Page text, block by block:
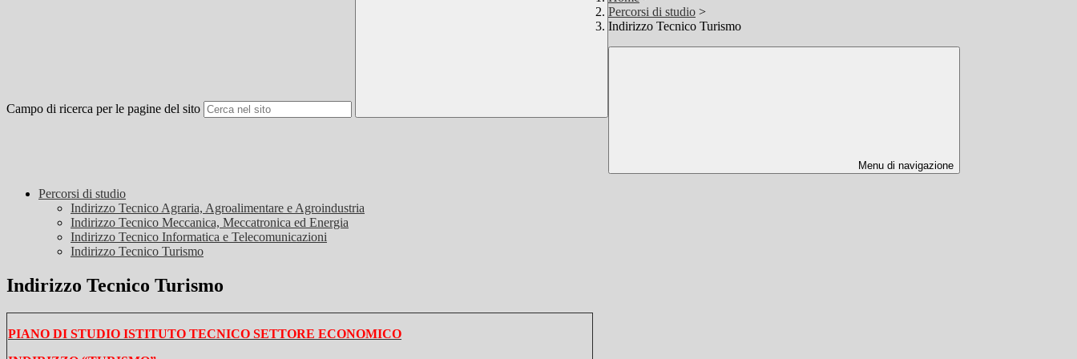
Campo di ricerca per le pagine del sito
Percorsi di studio >
Indirizzo Tecnico Turismo
Menu di navigazione
Percorsi di studio
Indirizzo Tecnico Agraria, Agroalimentare e Agroindustria
Indirizzo Tecnico Meccanica, Meccatronica ed Energia
Indirizzo Tecnico Informatica e Telecomunicazioni
Indirizzo Tecnico Turismo
Indirizzo Tecnico Turismo
PIANO DI STUDIO ISTITUTO TECNICO SETTORE ECONOMICO